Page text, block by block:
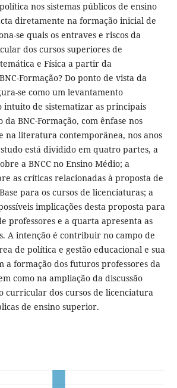
nos sistemas públicos de ensino
diretamente na formação inicial de
se quais os entraves e riscos da
dos cursos superiores de
e Física a partir da
Formação? Do ponto de vista da
se como um levantamento
intuito de sistematizar as principais
da BNC-Formação, com ênfase nos
na literatura contemporânea, nos anos
está dividido em quatro partes, a
a BNCC no Ensino Médio; a
as críticas relacionadas à proposta de
para os cursos de licenciaturas; a
implicações desta proposta para
professores e a quarta apresenta as
A intenção é contribuir no campo de
de política e gestão educacional e sua
a formação dos futuros professores da
como na ampliação da discussão
curricular dos cursos de licenciatura
de ensino superior.